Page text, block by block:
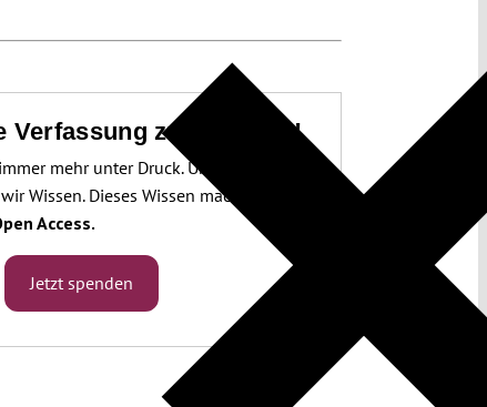
Verfassung zu schützen!
mehr unter Druck. Um sie schützen
Wissen. Dieses Wissen machen wir für
Access.
Jetzt spenden